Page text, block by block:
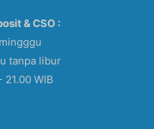
& CSO :
tanpa libur
21.00 WIB